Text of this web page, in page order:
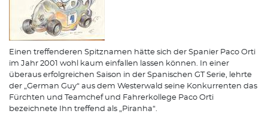
Einen treffenderen Spitznamen hätte sich der Spanier Paco Orti
im Jahr 2001 wohl kaum einfallen lassen können. In einer
überaus erfolgreichen Saison in der Spanischen GT Serie, lehrte
der „German Guy“ aus dem Westerwald seine Konkurrenten das
Fürchten und Teamchef und Fahrerkollege Paco Orti
bezeichnete Ihn treffend als „Piranha“.